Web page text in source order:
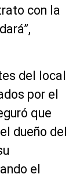
con la
del local
por el
que
dueño del
el